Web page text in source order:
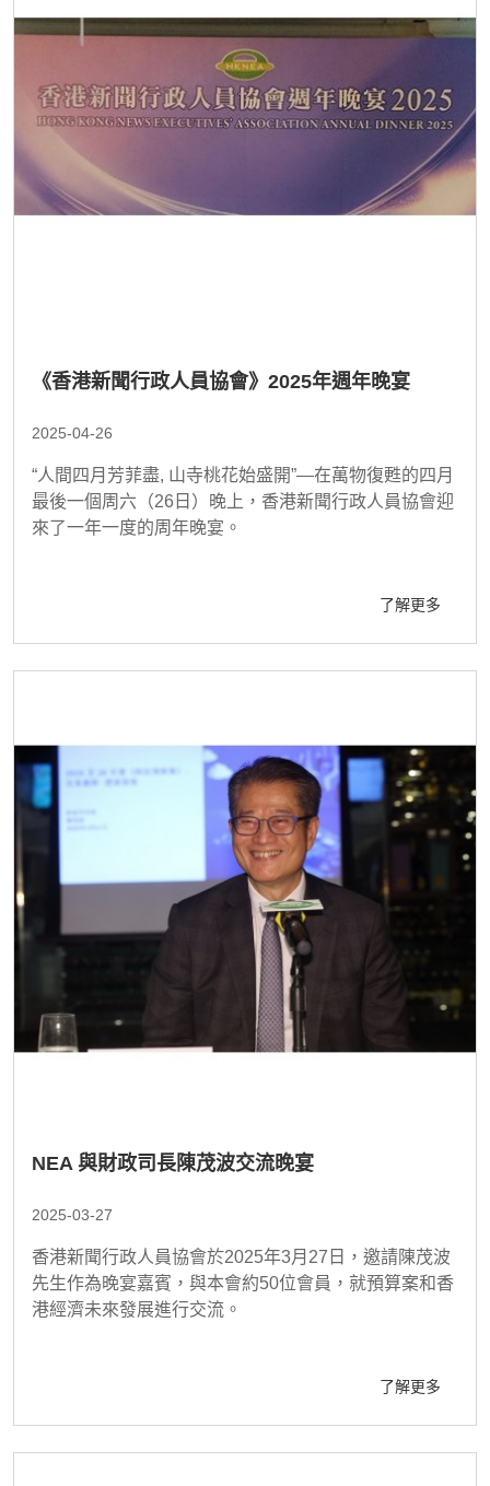
《香港新聞行政人員協會》2025年週年晚宴
2025-04-26
“人間四月芳菲盡, 山寺桃花始盛開”—在萬物復甦的四月
最後一個周六（26日）晚上，香港新聞行政人員協會迎
來了一年一度的周年晚宴。
了解更多
NEA 與財政司長陳茂波交流晚宴
2025-03-27
香港新聞行政人員協會於2025年3月27日，邀請陳茂波
先生作為晚宴嘉賓，與本會約50位會員，就預算案和香
港經濟未來發展進行交流。
了解更多